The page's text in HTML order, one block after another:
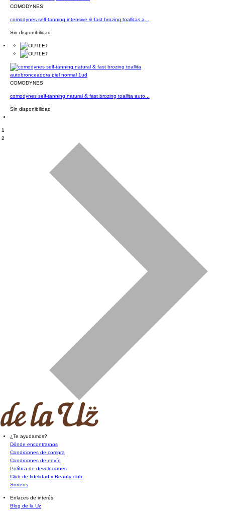
COMODYNES
comodynes self-tanning intensive & fast brozing toallitas a...
Sin disponibilidad
COMODYNES
comodynes self-tanning natural & fast brozing toallita auto...
Sin disponibilidad
1
2
¿Te ayudamos?
Dónde encontrarnos
Condiciones de compra
Condiciones de envío
Política de devoluciones
Club de fidelidad y Beauty club
Sorteos
Enlaces de interés
Blog de la Uz